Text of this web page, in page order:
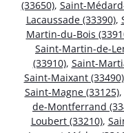
(33650), Saint-
Lacaussade (33390),
Martin-du-Bois
Saint-Martin-de-
(33910), Saint-
Saint-Maixant (33490)
Saint-Magne (33125),
de-Montferrand
Loubert (33210),